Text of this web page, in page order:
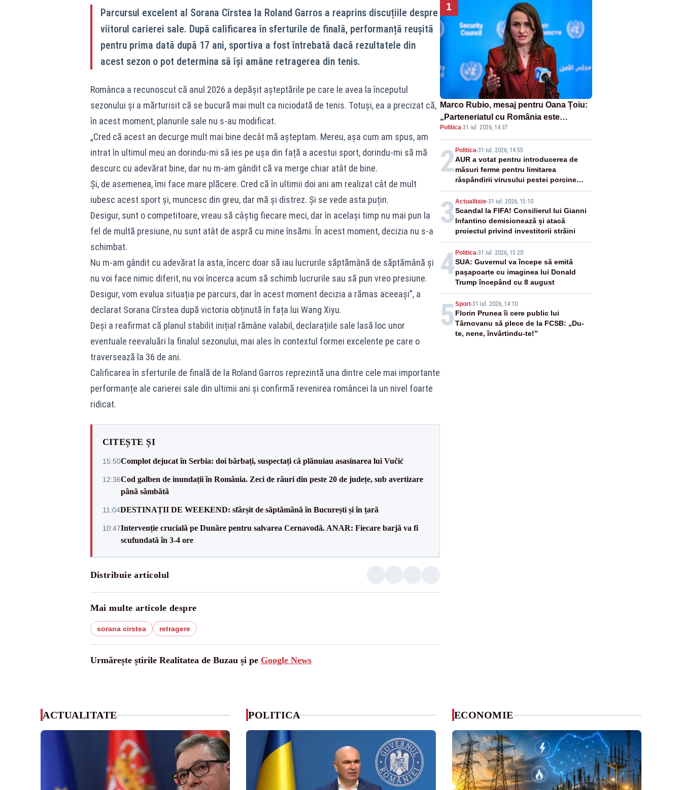
Parcursul excelent al Sorana Cîrstea la Roland Garros a reaprins discuțiile despre
viitorul carierei sale. După calificarea în sferturile de finală, performanță reușită
pentru prima dată după 17 ani, sportiva a fost întrebată dacă rezultatele din
acest sezon o pot determina să își amâne retragerea din tenis.
Românca a recunoscut că anul 2026 a depășit așteptările pe care le avea la începutul
sezonului și a mărturisit că se bucură mai mult ca niciodată de tenis. Totuși, ea a precizat că,
în acest moment, planurile sale nu s-au modificat.
„Cred că acest an decurge mult mai bine decât mă așteptam. Mereu, așa cum am spus, am
intrat în ultimul meu an dorindu-mi să ies pe ușa din față a acestui sport, dorindu-mi să mă
descurc cu adevărat bine, dar nu m-am gândit că va merge chiar atât de bine.
Și, de asemenea, îmi face mare plăcere. Cred că în ultimii doi ani am realizat cât de mult
iubesc acest sport și, muncesc din greu, dar mă și distrez. Și se vede asta puțin.
Desigur, sunt o competitoare, vreau să câștig fiecare meci, dar în același timp nu mai pun la
fel de multă presiune, nu sunt atât de aspră cu mine însămi. În acest moment, decizia nu s-a
schimbat.
Nu m-am gândit cu adevărat la asta, încerc doar să iau lucrurile săptămână de săptămână și
nu voi face nimic diferit, nu voi încerca acum să schimb lucrurile sau să pun vreo presiune.
Desigur, vom evalua situația pe parcurs, dar în acest moment decizia a rămas aceeași”, a
declarat Sorana Cîrstea după victoria obținută în fața lui Wang Xiyu.
Deși a reafirmat că planul stabilit inițial rămâne valabil, declarațiile sale lasă loc unor
eventuale reevaluări la finalul sezonului, mai ales în contextul formei excelente pe care o
traversează la 36 de ani.
Calificarea în sferturile de finală de la Roland Garros reprezintă una dintre cele mai importante
performanțe ale carierei sale din ultimii ani și confirmă revenirea româncei la un nivel foarte
ridicat.
CITEȘTE ȘI
15:50Complot dejucat în Serbia: doi bărbați, suspectați că plănuiau asasinarea lui Vučić
12:36Cod galben de inundații în România. Zeci de râuri din peste 20 de județe, sub avertizare
până sâmbătă
11:04DESTINAȚII DE WEEKEND: sfârșit de săptămână în București și în țară
10:47Intervenție crucială pe Dunăre pentru salvarea Cernavodă. ANAR: Fiecare barjă va fi
scufundată în 3-4 ore
Distribuie articolul
Mai multe articole despre
sorana cirstea retragere
Urmărește știrile Realitatea de Buzau și pe Google News
1
Marco Rubio, mesaj pentru Oana Țoiu:
„Parteneriatul cu România este
puternic și prețuit”
Politica·31 iul. 2026, 14:37
2 Politica-31 iul. 2026, 14:55
AUR a votat pentru introducerea de
măsuri ferme pentru limitarea
răspândirii virusului pestei porcine
africane
3 Actualitate-31 iul. 2026, 15:10
Scandal la FIFA! Consilierul lui Gianni
Infantino demisionează și atacă
proiectul privind investitorii străini
4 Politica-31 iul. 2026, 15:20
SUA: Guvernul va începe să emită
paşapoarte cu imaginea lui Donald
Trump începând cu 8 august
5 Sport-31 iul. 2026, 14:10
Florin Prunea îi cere public lui
Târnovanu să plece de la FCSB: „Du-
te, nene, învârtindu-te!”
ACTUALITATE POLITICA ECONOMIE